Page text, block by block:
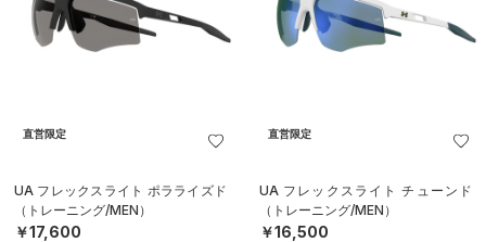
直営限定
UA フレックスライト ポラライズド
（トレーニング/MEN）
￥17,600
直営限定
UA フレックスライト チューンド
（トレーニング/MEN）
￥16,500